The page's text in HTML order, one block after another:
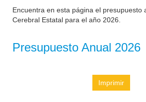
Encuentra en esta página el presupuesto
Cerebral Estatal para el año 2026.
Presupuesto Anual 2026
Imprimir